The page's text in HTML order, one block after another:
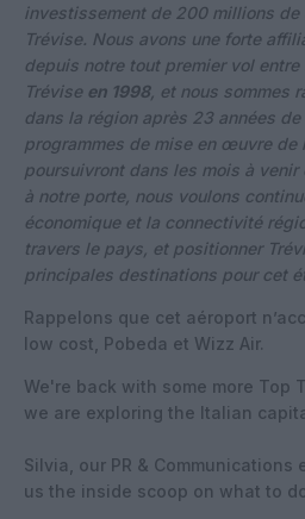
investissement de 200 millions de
Trévise. Nous avons une forte
depuis notre tout premier vol
Trévise en 1998, et nous sommes
dans la région après 23 années
programmes de mise en œuvre de
poursuivront dans les mois à
à notre porte, nous voulons
économique et la connectivité
travers le pays, et positionner
principales destinations pour cet
Rappelons que cet aéroport
low cost, Pobeda et Wizz Air.
We're back with some more Top
we are exploring the Italian
Silvia, our PR &
us the inside scoop on what to do